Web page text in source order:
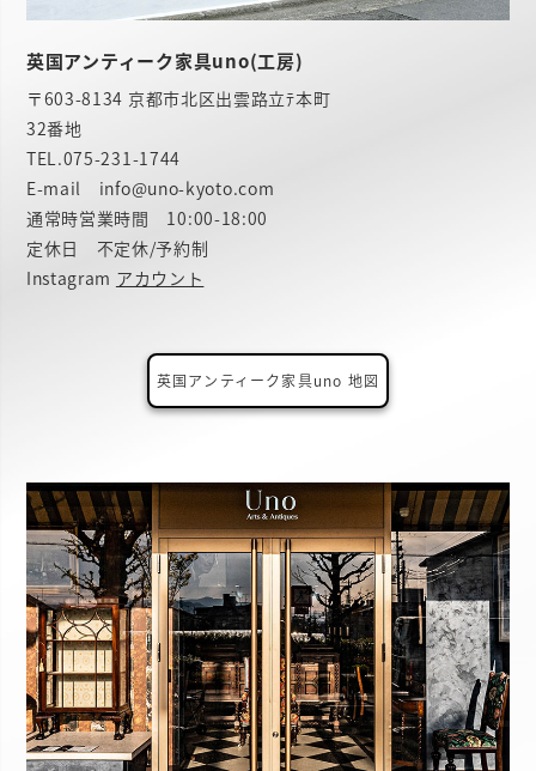
英国アンティーク家具uno(工房)
〒603-8134 京都市北区出雲路立ﾃ本町
32番地
TEL.075-231-1744
E-mail info@uno-kyoto.com
通常時営業時間 10:00-18:00
定休日 不定休/予約制
Instagram アカウント
英国アンティーク家具uno 地図